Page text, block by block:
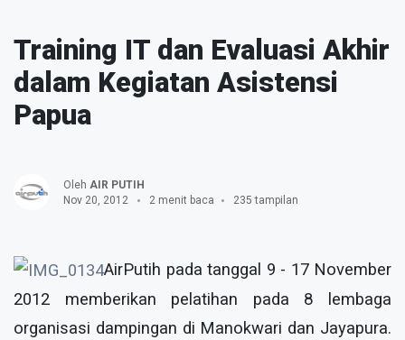
Training IT dan Evaluasi Akhir
dalam Kegiatan Asistensi
Papua
Oleh AIR PUTIH
Nov 20, 2012
2 menit baca 235 tampilan
AirPutih pada tanggal 9 - 17 November
2012 memberikan pelatihan pada 8 lembaga
organisasi dampingan di Manokwari dan Jayapura.